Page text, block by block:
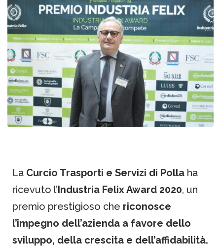
La Curcio Trasporti e Servizi di Polla ha
ricevuto l’Industria Felix Award 2020, un
premio prestigioso che riconosce
l’impegno dell’azienda a favore dello
sviluppo, della crescita e dell’affidabilità.